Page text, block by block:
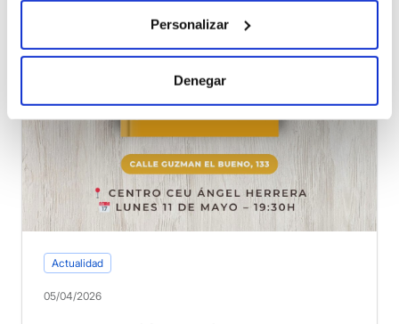
Personalizar
Denegar
Actualidad
05/04/2026